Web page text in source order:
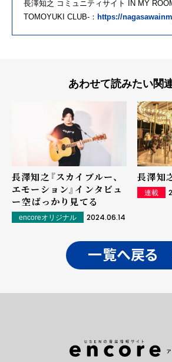
長澤知之 コミュニティサイト IN MY
TOMOYUKI CLUB-： https://
あわせて読みたい関
長澤知之『スカイブルー、
エモーション』インタビュ
ー――空ばっかり見てる
encoreオリジナル 2024.06.14
長澤知
連載
一覧へ戻る